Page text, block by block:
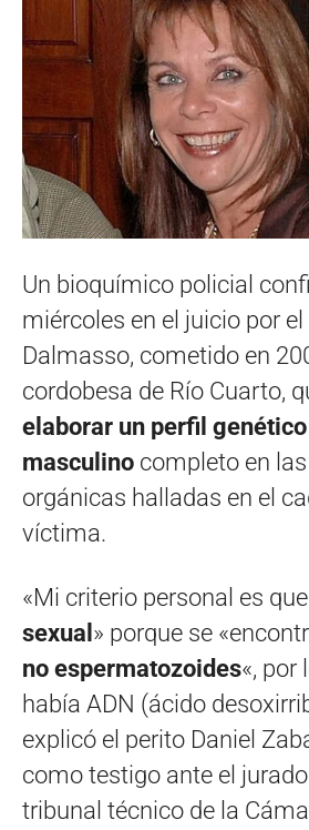
Un bioquímico policial
miércoles en el juicio por
Dalmasso, cometido en
cordobesa de Río Cuarto,
elaborar un perfil genético
masculino completo en
orgánicas halladas en el
víctima.
«Mi criterio personal es que
sexual » porque se
no espermatozoides«, por
había ADN (ácido
explicó el perito Daniel
como testigo ante el
tribunal técnico de la